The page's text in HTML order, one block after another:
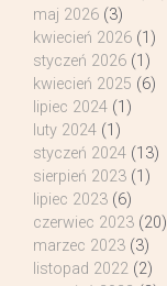
maj 2026 (3)
kwiecień 2026 (1)
styczeń 2026 (1)
kwiecień 2025 (6)
lipiec 2024 (1)
luty 2024 (1)
styczeń 2024 (13)
sierpień 2023 (1)
lipiec 2023 (6)
czerwiec 2023 (20)
marzec 2023 (3)
listopad 2022 (2)